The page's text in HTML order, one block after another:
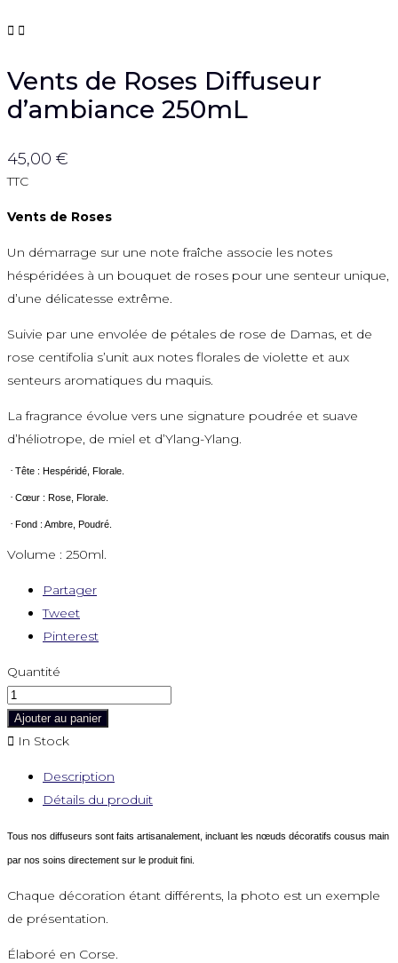
 
Vents de Roses Diffuseur
d’ambiance 250mL
45,00 €
TTC
Vents de Roses
Un démarrage sur une note fraîche associe les notes
héspéridées à un bouquet de roses pour une senteur unique,
d’une délicatesse extrême.
Suivie par une envolée de pétales de rose de Damas, et de
rose centifolia s’unit aux notes florales de violette et aux
senteurs aromatiques du maquis.
La fragrance évolue vers une signature poudrée et suave
d’héliotrope, de miel et d’Ylang-Ylang.
Tête : Hespéridé, Florale.
Cœur : Rose, Florale.
Fond : Ambre, Poudré.
Volume : 250ml.
Partager
Tweet
Pinterest
Quantité
Ajouter au panier
 In Stock
Description
Détails du produit
Tous nos diffuseurs sont faits artisanalement, incluant les nœuds décoratifs cousus main
par nos soins directement sur le produit fini.
Chaque décoration étant différents, la photo est un exemple
de présentation.
Élaboré en Corse.